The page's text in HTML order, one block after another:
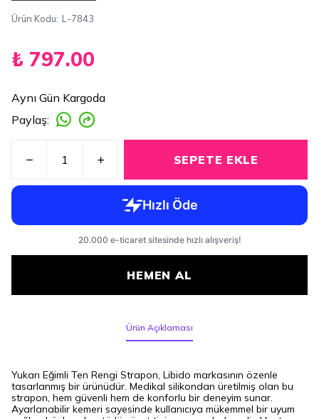
Ürün Kodu: L-7843
₺ 797.00
Aynı Gün Kargoda
Paylaş:
SEPETE EKLE
HEMEN AL
Ürün Açıklaması
Yukarı Eğimli Ten Rengi Strapon, Libido markasının özenle
tasarlanmış bir ürünüdür. Medikal silikondan üretilmiş olan bu
strapon, hem güvenli hem de konforlu bir deneyim sunar.
Ayarlanabilir kemeri sayesinde kullanıcıya mükemmel bir uyum